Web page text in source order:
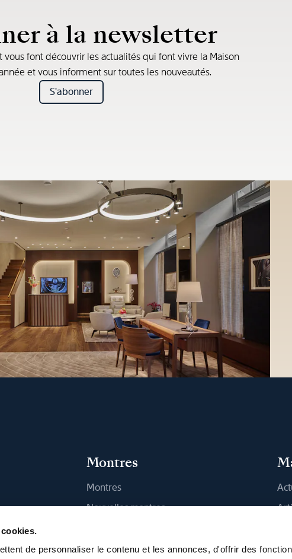
de personnaliser le contenu et les annonces, d'offrir des
à la newsletter
vous font découvrir les actualités qui font vivre la Maison
et vous informent sur toutes les nouveautés.
S'abonner
Montres
Montres
Nouvelles montres